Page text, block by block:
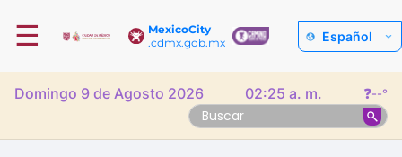
MexicoCity
.cdmx.gob.mx
☰ Español
Domingo 9 de Agosto 2026 02:25 a. m. ❓--°